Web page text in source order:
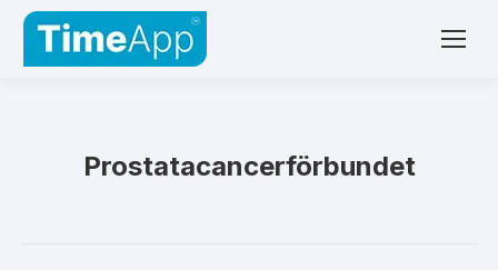
Prostatacancerförbundet